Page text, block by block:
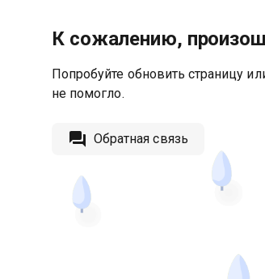
К сожалению,
Попробуйте обновить страницу
не помогло.
Обратная связь